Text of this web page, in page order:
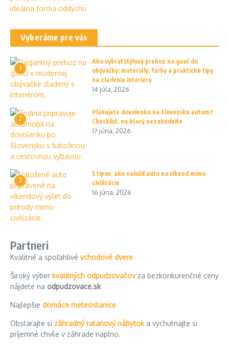
Vyberáme pre vás
1
Ako vybrať štýlový prehoz na gauč do
obývačky: materiály, farby a praktické tipy
na zladenie interiéru
14 júla, 2026
2
Plánujete dovolenku na Slovensku autom?
Checklist, na ktorý nezabudnite
17 júna, 2026
3
5 tipov, ako naložiť auto na víkend mimo
civilizácie
16 júna, 2026
Partneri
Kvalitné a spoľahlivé vchodové dvere
Široký výber kvalitných odpudzovačovza bezkonkurenčné ceny
nájdete na odpudzovace.sk
Najlepšie domáce meteostanice
Obstarajte si záhradný ratanový nábytoka vychutnajte si
príjemné chvíle v záhrade naplno.